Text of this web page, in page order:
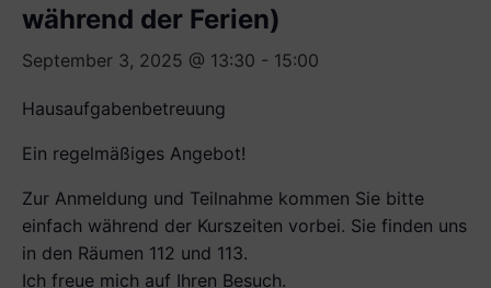
während der Ferien)
September 3, 2025 @ 13:30 - 15:00
Hausaufgabenbetreuung
Ein regelmäßiges Angebot!
Zur Anmeldung und Teilnahme kommen Sie bitte
einfach während der Kurszeiten vorbei. Sie finden uns
in den Räumen 112 und 113.
Ich freue mich auf Ihren Besuch.